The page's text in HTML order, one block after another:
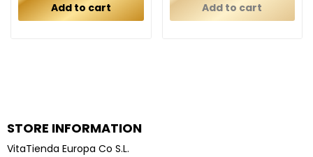
Add to cart Add to cart
STORE INFORMATION
VitaTienda Europa Co S.L.